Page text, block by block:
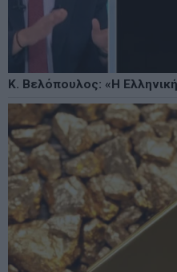
Κ. Βελόπουλος: «Η